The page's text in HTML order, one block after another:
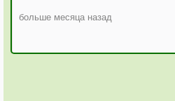
больше месяца назад